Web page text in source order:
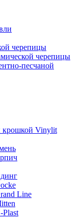
черепицы
черепицы
песчаной
крошкой Vinylit
Line